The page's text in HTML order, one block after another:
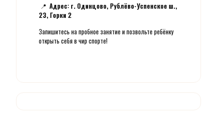
📍 Адрес: г. Одинцово, Рублёво-Успенское ш.,
23, Горки 2
Запишитесь на пробное занятие и позвольте ребёнку
открыть себя в чир спорте!